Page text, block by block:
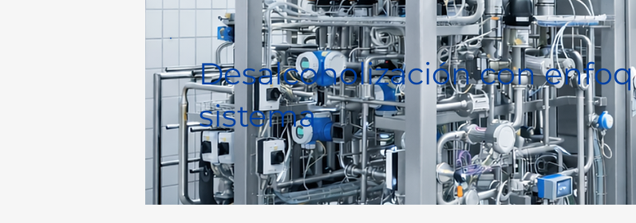
Desalcoholización con
sistema